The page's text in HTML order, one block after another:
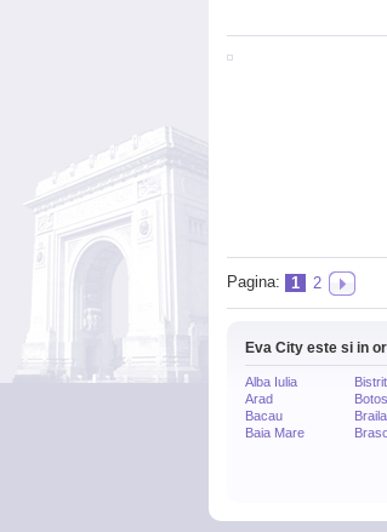
Pagina: 1 2
Eva City este si in
Alba Iulia
Arad
Bacau
Baia Mare
Braila